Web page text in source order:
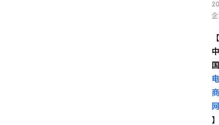
【
中
国
电
商
网
】